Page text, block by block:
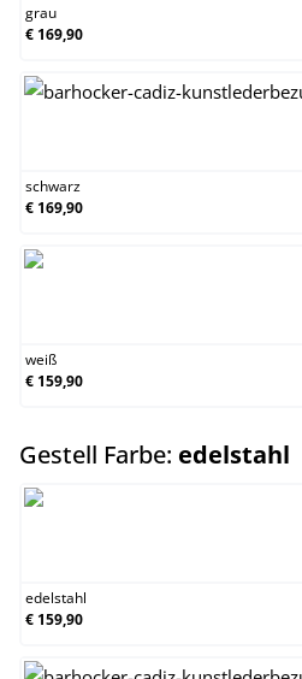
grau
€ 169,90
schwarz
€ 169,90
weiß
€ 159,90
Gestell Farbe: edelstahl
edelstahl
€ 159,90